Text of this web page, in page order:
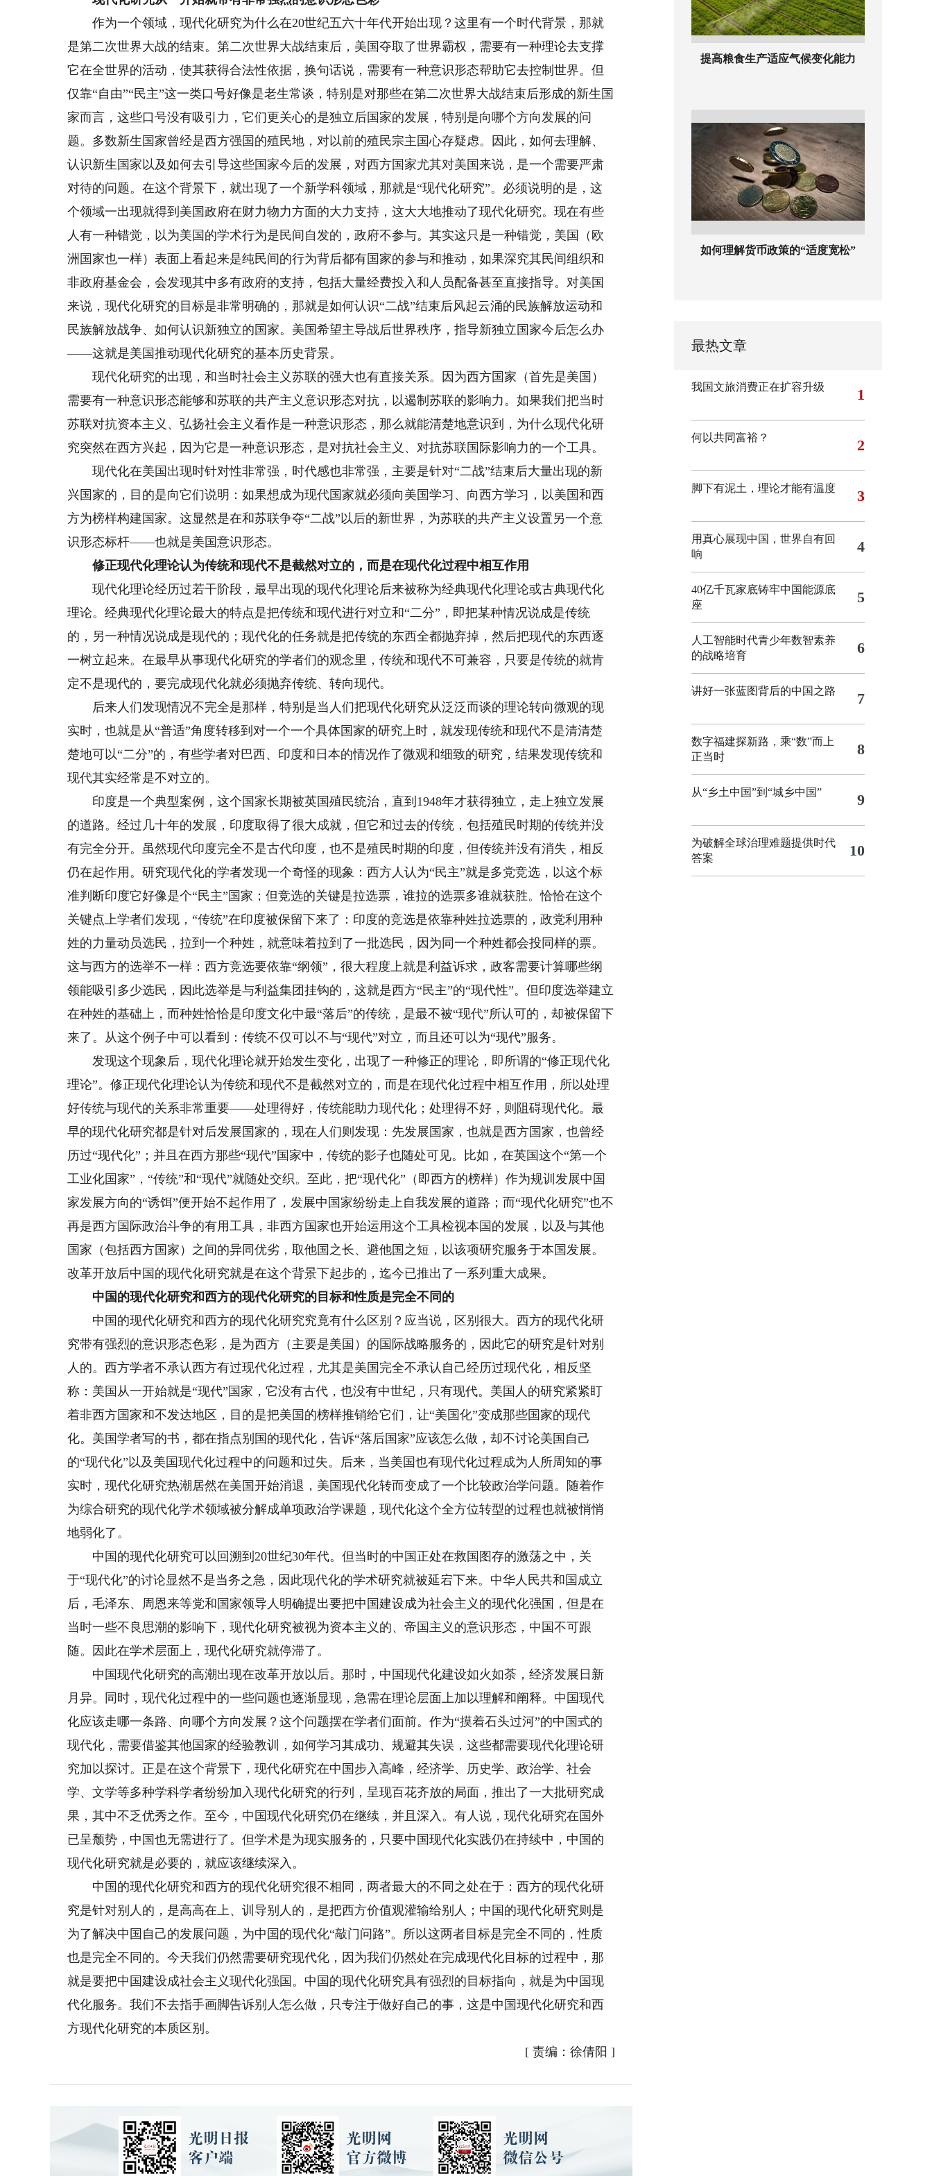
作为一个领域，现代化研究为什么在20世纪五六十年代开始出现？这里有一个时代背景，那就
是第二次世界大战的结束。第二次世界大战结束后，美国夺取了世界霸权，需要有一种理论去支撑
它在全世界的活动，使其获得合法性依据，换句话说，需要有一种意识形态帮助它去控制世界。但
仅靠“自由”“民主”这一类口号好像是老生常谈，特别是对那些在第二次世界大战结束后形成的新生国
家而言，这些口号没有吸引力，它们更关心的是独立后国家的发展，特别是向哪个方向发展的问
题。多数新生国家曾经是西方强国的殖民地，对以前的殖民宗主国心存疑虑。因此，如何去理解、
认识新生国家以及如何去引导这些国家今后的发展，对西方国家尤其对美国来说，是一个需要严肃
对待的问题。在这个背景下，就出现了一个新学科领域，那就是“现代化研究”。必须说明的是，这
个领域一出现就得到美国政府在财力物力方面的大力支持，这大大地推动了现代化研究。现在有些
人有一种错觉，以为美国的学术行为是民间自发的，政府不参与。其实这只是一种错觉，美国（欧
洲国家也一样）表面上看起来是纯民间的行为背后都有国家的参与和推动，如果深究其民间组织和
非政府基金会，会发现其中多有政府的支持，包括大量经费投入和人员配备甚至直接指导。对美国
来说，现代化研究的目标是非常明确的，那就是如何认识“二战”结束后风起云涌的民族解放运动和
民族解放战争、如何认识新独立的国家。美国希望主导战后世界秩序，指导新独立国家今后怎么办
——这就是美国推动现代化研究的基本历史背景。
现代化研究的出现，和当时社会主义苏联的强大也有直接关系。因为西方国家（首先是美国）
需要有一种意识形态能够和苏联的共产主义意识形态对抗，以遏制苏联的影响力。如果我们把当时
苏联对抗资本主义、弘扬社会主义看作是一种意识形态，那么就能清楚地意识到，为什么现代化研
究突然在西方兴起，因为它是一种意识形态，是对抗社会主义、对抗苏联国际影响力的一个工具。
现代化在美国出现时针对性非常强，时代感也非常强，主要是针对“二战”结束后大量出现的新
兴国家的，目的是向它们说明：如果想成为现代国家就必须向美国学习、向西方学习，以美国和西
方为榜样构建国家。这显然是在和苏联争夺“二战”以后的新世界，为苏联的共产主义设置另一个意
识形态标杆——也就是美国意识形态。
修正现代化理论认为传统和现代不是截然对立的，而是在现代化过程中相互作用
现代化理论经历过若干阶段，最早出现的现代化理论后来被称为经典现代化理论或古典现代化
理论。经典现代化理论最大的特点是把传统和现代进行对立和“二分”，即把某种情况说成是传统
的，另一种情况说成是现代的；现代化的任务就是把传统的东西全都抛弃掉，然后把现代的东西逐
一树立起来。在最早从事现代化研究的学者们的观念里，传统和现代不可兼容，只要是传统的就肯
定不是现代的，要完成现代化就必须抛弃传统、转向现代。
后来人们发现情况不完全是那样，特别是当人们把现代化研究从泛泛而谈的理论转向微观的现
实时，也就是从“普适”角度转移到对一个一个具体国家的研究上时，就发现传统和现代不是清清楚
楚地可以“二分”的，有些学者对巴西、印度和日本的情况作了微观和细致的研究，结果发现传统和
现代其实经常是不对立的。
印度是一个典型案例，这个国家长期被英国殖民统治，直到1948年才获得独立，走上独立发展
的道路。经过几十年的发展，印度取得了很大成就，但它和过去的传统，包括殖民时期的传统并没
有完全分开。虽然现代印度完全不是古代印度，也不是殖民时期的印度，但传统并没有消失，相反
仍在起作用。研究现代化的学者发现一个奇怪的现象：西方人认为“民主”就是多党竞选，以这个标
准判断印度它好像是个“民主”国家；但竞选的关键是拉选票，谁拉的选票多谁就获胜。恰恰在这个
关键点上学者们发现，“传统”在印度被保留下来了：印度的竞选是依靠种姓拉选票的，政党利用种
姓的力量动员选民，拉到一个种姓，就意味着拉到了一批选民，因为同一个种姓都会投同样的票。
这与西方的选举不一样：西方竞选要依靠“纲领”，很大程度上就是利益诉求，政客需要计算哪些纲
领能吸引多少选民，因此选举是与利益集团挂钩的，这就是西方“民主”的“现代性”。但印度选举建立
在种姓的基础上，而种姓恰恰是印度文化中最“落后”的传统，是最不被“现代”所认可的，却被保留下
来了。从这个例子中可以看到：传统不仅可以不与“现代”对立，而且还可以为“现代”服务。
发现这个现象后，现代化理论就开始发生变化，出现了一种修正的理论，即所谓的“修正现代化
理论”。修正现代化理论认为传统和现代不是截然对立的，而是在现代化过程中相互作用，所以处理
好传统与现代的关系非常重要——处理得好，传统能助力现代化；处理得不好，则阻碍现代化。最
早的现代化研究都是针对后发展国家的，现在人们则发现：先发展国家，也就是西方国家，也曾经
历过“现代化”；并且在西方那些“现代”国家中，传统的影子也随处可见。比如，在英国这个“第一个
工业化国家”，“传统”和“现代”就随处交织。至此，把“现代化”（即西方的榜样）作为规训发展中国
家发展方向的“诱饵”便开始不起作用了，发展中国家纷纷走上自我发展的道路；而“现代化研究”也不
再是西方国际政治斗争的有用工具，非西方国家也开始运用这个工具检视本国的发展，以及与其他
国家（包括西方国家）之间的异同优劣，取他国之长、避他国之短，以该项研究服务于本国发展。
改革开放后中国的现代化研究就是在这个背景下起步的，迄今已推出了一系列重大成果。
中国的现代化研究和西方的现代化研究的目标和性质是完全不同的
中国的现代化研究和西方的现代化研究究竟有什么区别？应当说，区别很大。西方的现代化研
究带有强烈的意识形态色彩，是为西方（主要是美国）的国际战略服务的，因此它的研究是针对别
人的。西方学者不承认西方有过现代化过程，尤其是美国完全不承认自己经历过现代化，相反坚
称：美国从一开始就是“现代”国家，它没有古代，也没有中世纪，只有现代。美国人的研究紧紧盯
着非西方国家和不发达地区，目的是把美国的榜样推销给它们，让“美国化”变成那些国家的现代
化。美国学者写的书，都在指点别国的现代化，告诉“落后国家”应该怎么做，却不讨论美国自己
的“现代化”以及美国现代化过程中的问题和过失。后来，当美国也有现代化过程成为人所周知的事
实时，现代化研究热潮居然在美国开始消退，美国现代化转而变成了一个比较政治学问题。随着作
为综合研究的现代化学术领域被分解成单项政治学课题，现代化这个全方位转型的过程也就被悄悄
地弱化了。
中国的现代化研究可以回溯到20世纪30年代。但当时的中国正处在救国图存的激荡之中，关
于“现代化”的讨论显然不是当务之急，因此现代化的学术研究就被延宕下来。中华人民共和国成立
后，毛泽东、周恩来等党和国家领导人明确提出要把中国建设成为社会主义的现代化强国，但是在
当时一些不良思潮的影响下，现代化研究被视为资本主义的、帝国主义的意识形态，中国不可跟
随。因此在学术层面上，现代化研究就停滞了。
中国现代化研究的高潮出现在改革开放以后。那时，中国现代化建设如火如荼，经济发展日新
月异。同时，现代化过程中的一些问题也逐渐显现，急需在理论层面上加以理解和阐释。中国现代
化应该走哪一条路、向哪个方向发展？这个问题摆在学者们面前。作为“摸着石头过河”的中国式的
现代化，需要借鉴其他国家的经验教训，如何学习其成功、规避其失误，这些都需要现代化理论研
究加以探讨。正是在这个背景下，现代化研究在中国步入高峰，经济学、历史学、政治学、社会
学、文学等多种学科学者纷纷加入现代化研究的行列，呈现百花齐放的局面，推出了一大批研究成
果，其中不乏优秀之作。至今，中国现代化研究仍在继续，并且深入。有人说，现代化研究在国外
已呈颓势，中国也无需进行了。但学术是为现实服务的，只要中国现代化实践仍在持续中，中国的
现代化研究就是必要的，就应该继续深入。
中国的现代化研究和西方的现代化研究很不相同，两者最大的不同之处在于：西方的现代化研
究是针对别人的，是高高在上、训导别人的，是把西方价值观灌输给别人；中国的现代化研究则是
为了解决中国自己的发展问题，为中国的现代化“敲门问路”。所以这两者目标是完全不同的，性质
也是完全不同的。今天我们仍然需要研究现代化，因为我们仍然处在完成现代化目标的过程中，那
就是要把中国建设成社会主义现代化强国。中国的现代化研究具有强烈的目标指向，就是为中国现
代化服务。我们不去指手画脚告诉别人怎么做，只专注于做好自己的事，这是中国现代化研究和西
方现代化研究的本质区别。
[ 责编：徐倩阳 ]
提高粮食生产适应气候变化能力
如何理解货币政策的“适度宽松”
最热文章
我国文旅消费正在扩容升级 1
何以共同富裕？ 2
脚下有泥土，理论才能有温度 3
用真心展现中国，世界自有回
响
4
40亿千瓦家底铸牢中国能源底
座
5
人工智能时代青少年数智素养
的战略培育
6
讲好一张蓝图背后的中国之路 7
数字福建探新路，乘“数”而上
正当时
8
从“乡土中国”到“城乡中国” 9
为破解全球治理难题提供时代
答案
10